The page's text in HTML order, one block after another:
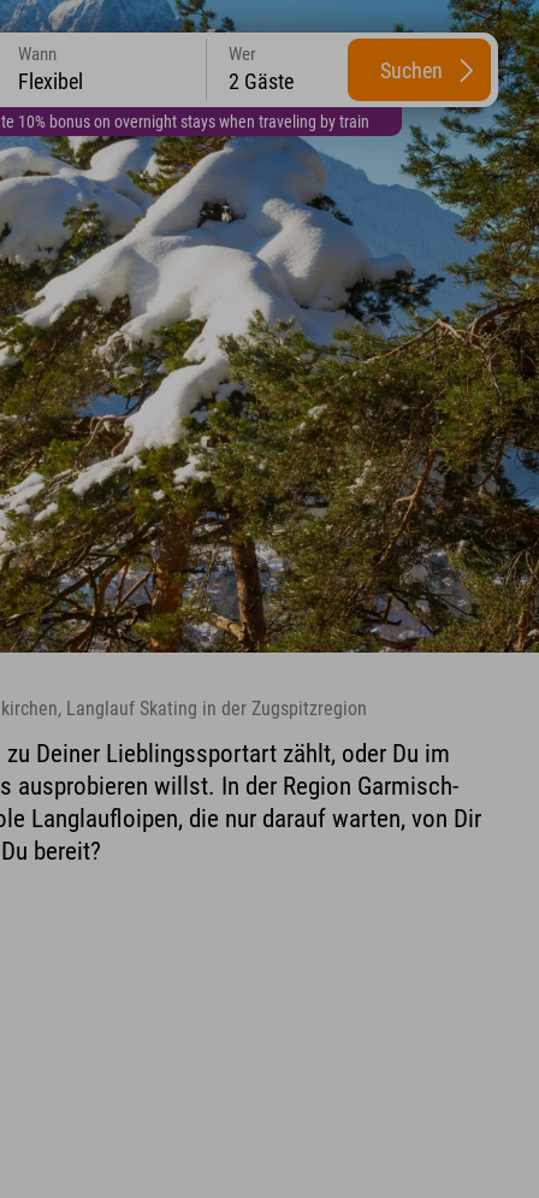
10% bonus on overnight stays when traveling by train
Wann
Flexibel
Wer
2 Gäste Suchen
Langlauf Skating in der Zugspitzregion
zu Deiner Lieblingssportart zählt, oder Du im
ausprobieren willst. In der Region Garmisch-
Langlaufloipen, die nur darauf warten, von Dir
bereit?